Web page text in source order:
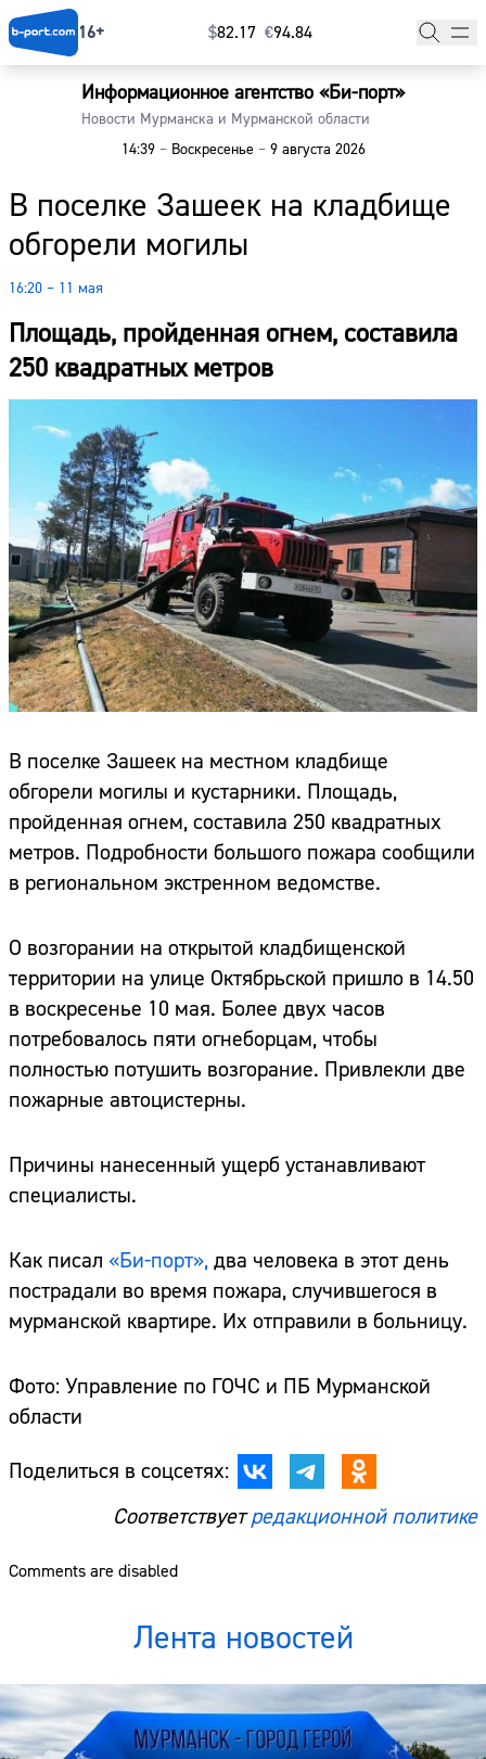
16+ $⁠82.17 €⁠94.84
Информационное агентство «Би-порт»
Новости Мурманска и Мурманской области
14:39 –Воскресенье –9 августа 2026
В поселке Зашеек на кладбище
обгорели могилы
16:20 – 11 мая
Площадь, пройденная огнем, составила
250 квадратных метров
В поселке Зашеек на местном кладбище
обгорели могилы и кустарники. Площадь,
пройденная огнем, составила 250 квадратных
метров. Подробности большого пожара сообщили
в региональном экстренном ведомстве.
О возгорании на открытой кладбищенской
территории на улице Октябрьской пришло в 14.50
в воскресенье 10 мая. Более двух часов
потребовалось пяти огнеборцам, чтобы
полностью потушить возгорание. Привлекли две
пожарные автоцистерны.
Причины нанесенный ущерб устанавливают
специалисты.
Как писал «Би-порт», два человека в этот день
пострадали во время пожара, случившегося в
мурманской квартире. Их отправили в больницу.
Фото: Управление по ГОЧС и ПБ Мурманской
области
Поделиться в соцсетях:
Соответствуетредакционной политике
Comments are disabled
Лента новостей
Главная
Наши гости
Фоторепортажи
Погода
Курсы валют